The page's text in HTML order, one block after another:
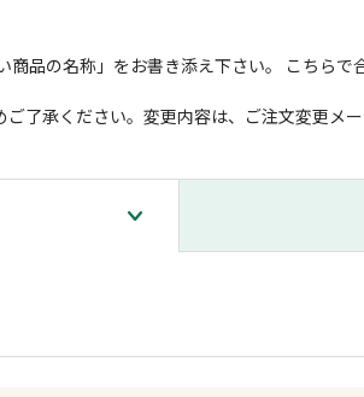
品の名称」をお書き添え下さい。 こちら
了承ください。変更内容は、ご注文変更メー